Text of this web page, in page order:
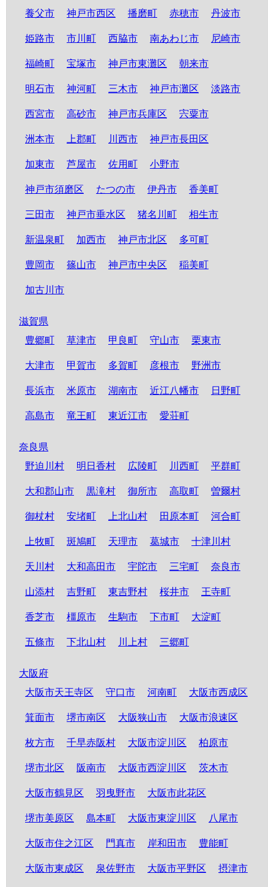
養父市
神戸市西区 播磨町 赤穂市 丹波市
姫路市 市川町 西脇市 南あわじ市 尼崎市
福崎町 宝塚市 神戸市東灘区 朝来市
明石市 神河町 三木市 神戸市灘区 淡路市
西宮市 高砂市 神戸市兵庫区 宍粟市
洲本市 上郡町 川西市 神戸市長田区
加東市 芦屋市 佐用町 小野市
神戸市須磨区 たつの市 伊丹市 香美町
三田市 神戸市垂水区 猪名川町 相生市
新温泉町 加西市 神戸市北区 多可町
豊岡市 篠山市 神戸市中央区 稲美町
加古川市
滋賀県
豊郷町
草津市 甲良町 守山市 栗東市
大津市 甲賀市 多賀町 彦根市 野洲市
長浜市 米原市 湖南市 近江八幡市 日野町
高島市 竜王町 東近江市 愛荘町
奈良県
野迫川村
明日香村 広陵町 川西町 平群町
大和郡山市 黒滝村 御所市 高取町 曽爾村
御杖村 安堵町 上北山村 田原本町 河合町
上牧町 斑鳩町 天理市 葛城市 十津川村
天川村 大和高田市 宇陀市 三宅町 奈良市
山添村 吉野町 東吉野村 桜井市 王寺町
香芝市 橿原市 生駒市 下市町 大淀町
五條市 下北山村 川上村 三郷町
大阪府
大阪市天王寺区
守口市 河南町 大阪市西成区
箕面市 堺市南区 大阪狭山市 大阪市浪速区
枚方市 千早赤阪村 大阪市淀川区 柏原市
堺市北区 阪南市 大阪市西淀川区 茨木市
大阪市鶴見区 羽曳野市 大阪市此花区
堺市美原区 島本町 大阪市東淀川区 八尾市
大阪市住之江区 門真市 岸和田市 豊能町
大阪市東成区 泉佐野市 大阪市平野区 摂津市